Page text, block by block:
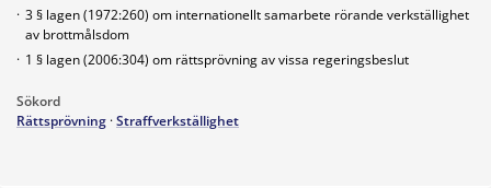
· 3 § lagen (1972:260) om internationellt samarbete rörande verkställighet
av brottmålsdom
· 1 § lagen (2006:304) om rättsprövning av vissa regeringsbeslut
Sökord
Rättsprövning ·Straffverkställighet